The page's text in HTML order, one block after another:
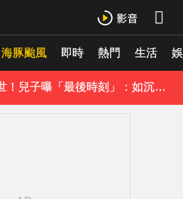
海豚颱風 即時 熱門 生活日傳奇女星辭世！兒子曝「最後時刻」：如沉睡般離開
隨時掌握天下大小事！